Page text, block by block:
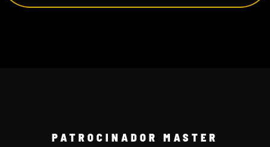
PATROCINADOR MASTER